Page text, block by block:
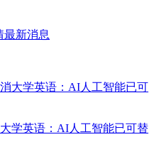
最新消息
学英语：AI人工智能已可替